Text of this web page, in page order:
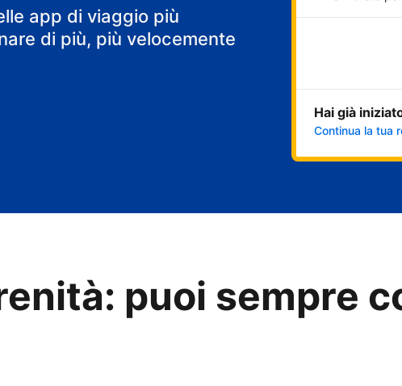
app di viaggio più
di più, più velocemente
Hai già
Continua la tua
puoi sempre